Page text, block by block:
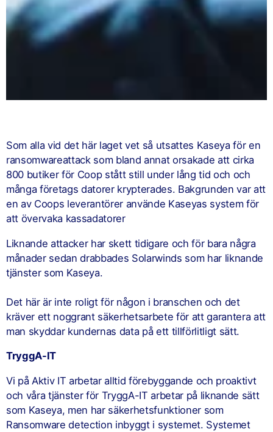
Som alla vid det här laget vet så utsattes Kaseya för en
ransomwareattack som bland annat orsakade att cirka
800 butiker för Coop stått still under lång tid och och
många företags datorer krypterades. Bakgrunden var att
en av Coops leverantörer använde Kaseyas system för
att övervaka kassadatorer
Liknande attacker har skett tidigare och för bara några
månader sedan drabbades Solarwinds som har liknande
tjänster som Kaseya.
Det här är inte roligt för någon i branschen och det
kräver ett noggrant säkerhetsarbete för att garantera att
man skyddar kundernas data på ett tillförlitligt sätt.
TryggA-IT
Vi på Aktiv IT arbetar alltid förebyggande och proaktivt
och våra tjänster för TryggA-IT arbetar på liknande sätt
som Kaseya, men har säkerhetsfunktioner som
Ransomware detection inbyggt i systemet. Systemet